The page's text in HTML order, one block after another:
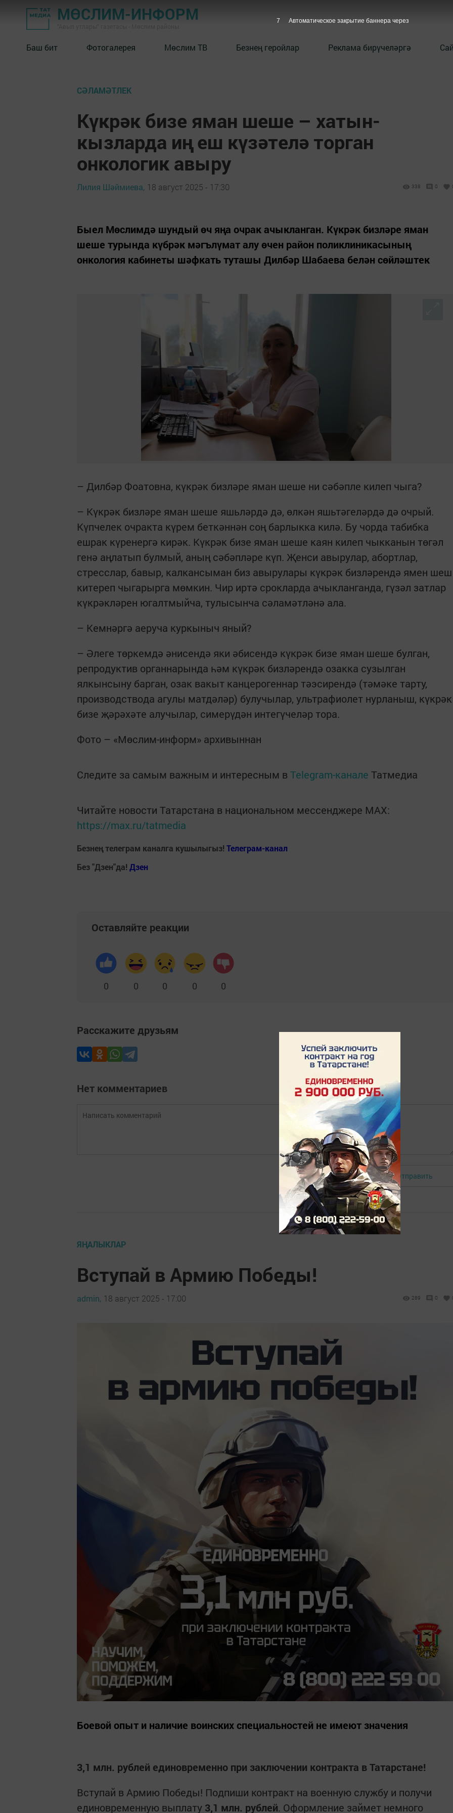
МӨСЛИМ-ИНФОРМ
Баш бит Фотогалерея Мөслим ТВ Безнең геройлар Реклама бирүчеләргә
СӘЛАМӘТЛЕК
Күкрәк бизе яман шеше – хатын-
кызларда иң еш күзәтелә торган
онкологик авыру
Лилия Шәймиева, 18 август 2025 - 17:30 338 0
Быел Мөслимдә шундый өч яңа очрак ачыкланган. Күкрәк бизләре яман
шеше турында күбрәк мәгълүмат алу өчен район поликлиникасының
онкология кабинеты шәфкать туташы Дилбәр Шабаева белән сөйләштек
– Дилбәр Фоатовна, күкрәк бизләре яман шеше ни сәбәпле килеп чыга?
– Күкрәк бизләре яман шеше яшьләрдә дә, өлкән яшьтәгеләрдә дә очрый.
Күпчелек очракта күрем беткәннән соң барлыкка килә. Бу чорда табибка
ешрак күренергә кирәк. Күкрәк бизе яман шеше каян килеп чыкканын төгәл
генә аңлатып булмый, аның сәбәпләре күп. Җенси авырулар, абортлар,
стресслар, бавыр, калкансыман биз авырулары күкрәк бизләрендә ямен шеш
китереп чыгарырга мөмкин. Чир иртә срокларда ачыкланганда, гүзәл затлар
күкрәкләрен югалтмыйча, тулысынча сәламәтләнә ала.
– Кемнәргә аеруча куркыныч яный?
– Әлеге төркемдә әнисендә яки әбисендә күкрәк бизе яман шеше булган,
репродуктив органнарында һәм күкрәк бизләрендә озакка сузылган
ялкынсыну барган, озак вакыт канцерогеннар тәэсирендә (тәмәке тарту,
производствода агулы матдәләр) булучылар, ультрафиолет нурланыш, күкрәк
бизе җәрәхәте алучылар, симерүдән интегүчеләр тора.
Фото – «Мөслим-информ» архивыннан
Следите за самым важным и интересным в Telegram-канале Татмедиа
Читайте новости Татарстана в национальном мессенджере MАХ:
https://max.ru/tatmedia
Безнең телеграм каналга кушылыгыз! Телеграм-канал
Без "Дзен"да! Дзен
Оставляйте реакции
0 0 0 0 0
Расскажите друзьям
Нет комментариев
Авторизоваться Отправить
ЯҢАЛЫКЛАР
Вступай в Армию Победы!
admin, 18 август 2025 - 17:00 289 0
Боевой опыт и наличие воинских специальностей не имеют значения
3,1 млн. рублей единовременно при заключении контракта в Татарстане!
Вступай в Армию Победы! Подпиши контракт на военную службу и получи
единовременную выплату 3,1 млн. рублей. Оформление займет немного
5 Автоматическое закрытие баннера через